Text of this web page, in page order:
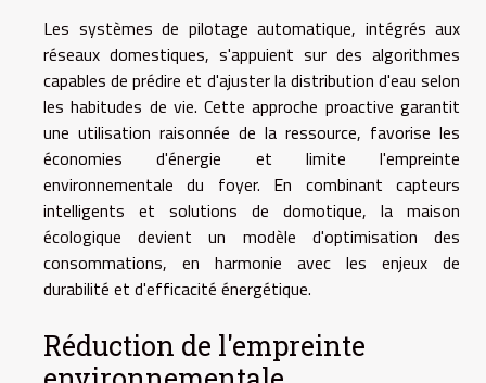
Les systèmes de pilotage automatique, intégrés aux
réseaux domestiques, s'appuient sur des algorithmes
capables de prédire et d'ajuster la distribution d'eau selon
les habitudes de vie. Cette approche proactive garantit
une utilisation raisonnée de la ressource, favorise les
économies d'énergie et limite l'empreinte
environnementale du foyer. En combinant capteurs
intelligents et solutions de domotique, la maison
écologique devient un modèle d'optimisation des
consommations, en harmonie avec les enjeux de
durabilité et d'efficacité énergétique.
Réduction de l'empreinte